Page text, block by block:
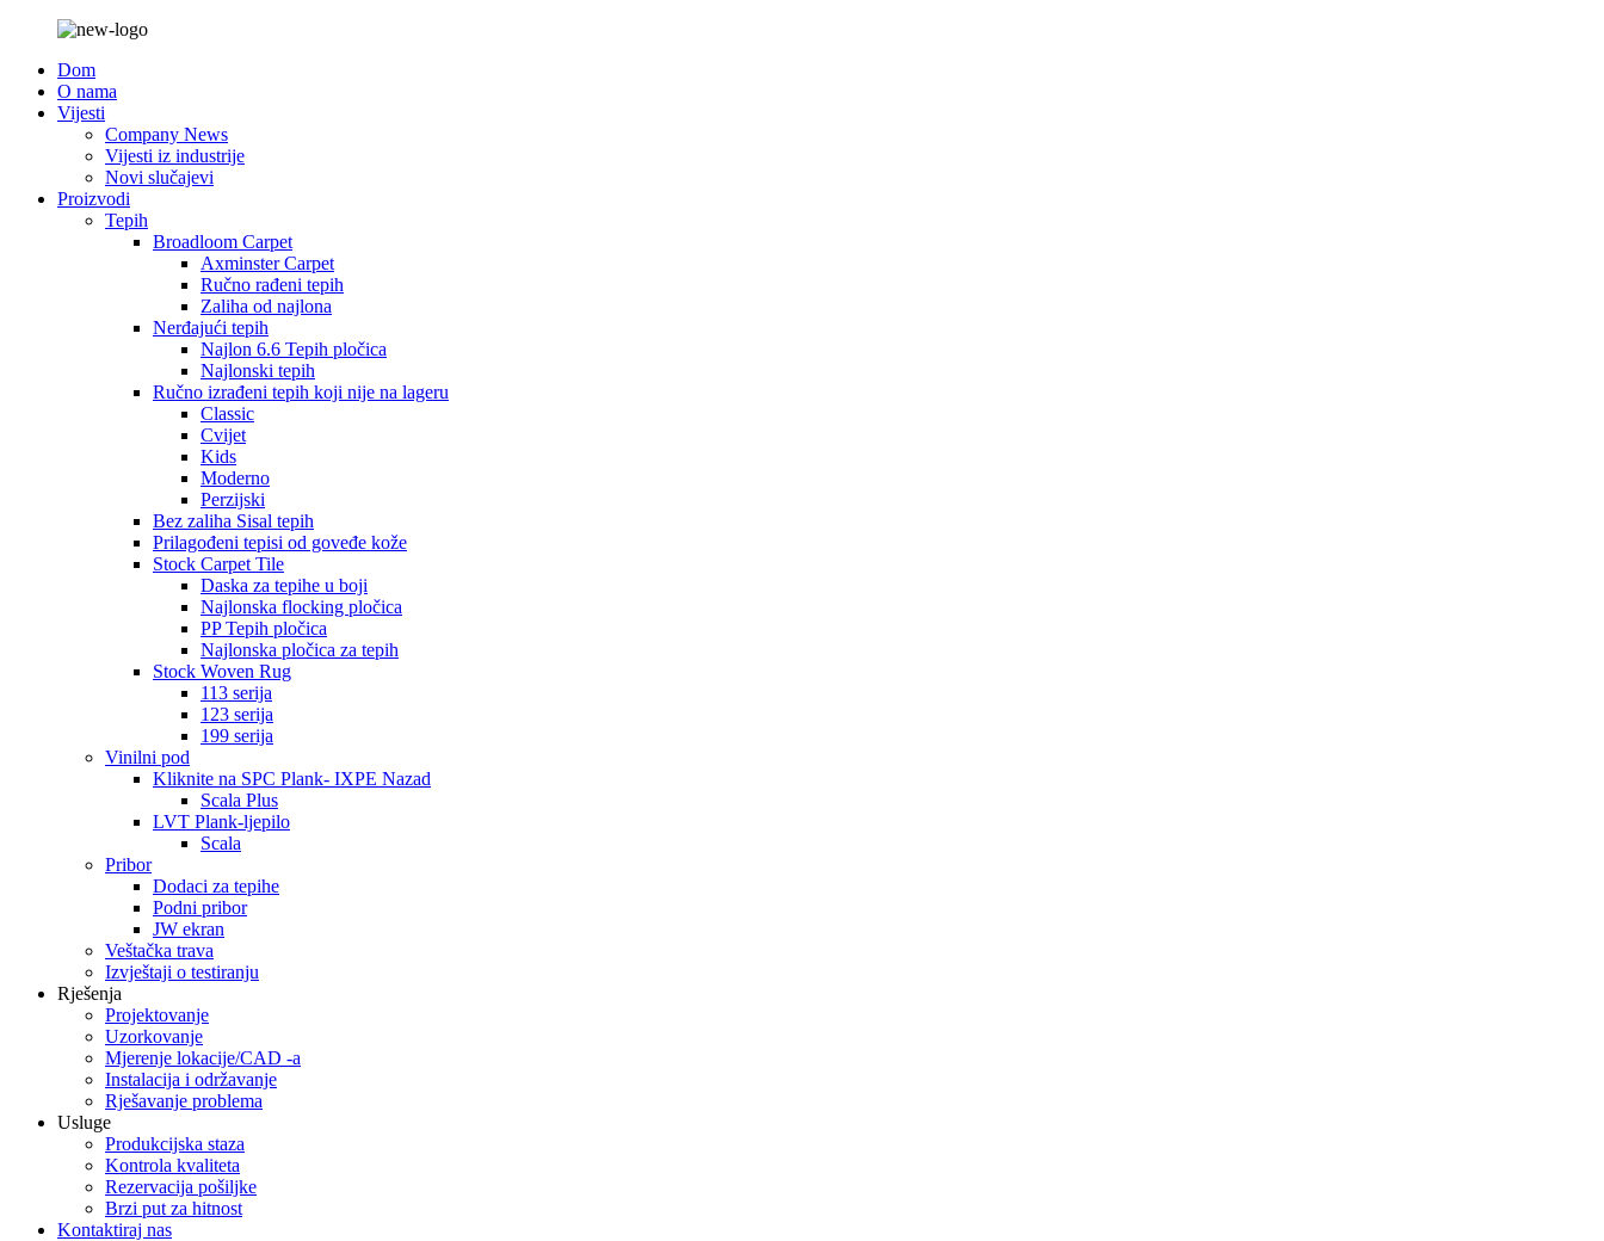
Dom
O nama
Vijesti
Company News
Vijesti iz industrije
Novi slučajevi
Proizvodi
Tepih
Broadloom Carpet
Axminster Carpet
Ručno rađeni tepih
Zaliha od najlona
Nerđajući tepih
Najlon 6.6 Tepih pločica
Najlonski tepih
Ručno izrađeni tepih koji nije na lageru
Classic
Cvijet
Kids
Moderno
Perzijski
Bez zaliha Sisal tepih
Prilagođeni tepisi od goveđe kože
Stock Carpet Tile
Daska za tepihe u boji
Najlonska flocking pločica
PP Tepih pločica
Najlonska pločica za tepih
Stock Woven Rug
113 serija
123 serija
199 serija
Vinilni pod
Kliknite na SPC Plank- IXPE Nazad
Scala Plus
LVT Plank-ljepilo
Scala
Pribor
Dodaci za tepihe
Podni pribor
JW ekran
Veštačka trava
Izvještaji o testiranju
Rješenja
Projektovanje
Uzorkovanje
Mjerenje lokacije/CAD -a
Instalacija i održavanje
Rješavanje problema
Usluge
Produkcijska staza
Kontrola kvaliteta
Rezervacija pošiljke
Brzi put za hitnost
Kontaktiraj nas